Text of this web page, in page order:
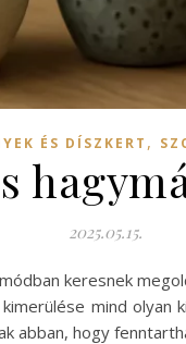
ÉS DÍSZKERT ,
2025.05.15.
keresnek
mind olyan
abban, hogy